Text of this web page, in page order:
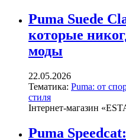
Puma Suede
которые
моды
22.05.2026
Тематика: Puma: от
стиля
Інтернет-магазин
Puma